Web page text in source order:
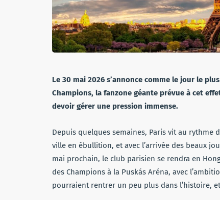
Le 30 mai 2026 s’annonce comme le jour le
Champions, la fanzone géante prévue à cet
devoir gérer une pression immense.
Depuis quelques semaines, Paris vit au rythme
ville en ébullition, et avec l’arrivée des beaux
mai prochain, le club parisien se rendra en
des Champions à la Puskás Aréna, avec
pourraient rentrer un peu plus dans l’histoire,